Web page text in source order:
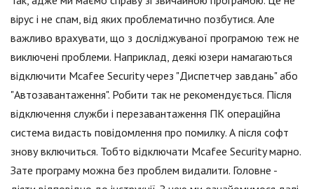
вірус і не спам, від яких проблематично позбутися. Але
важливо врахувати, що з досліджуваної програмою теж не
виключені проблеми. Наприклад, деякі юзери намагаються
відключити Mcafee Security через "Диспетчер завдань" або
"Автозавантаження". Робити так не рекомендується. Після
відключення служби і перезавантаження ПК операційна
система видасть повідомлення про помилку. А після софт
знову включиться. Тобто відключати Mcafee Security марно.
Зате програму можна без проблем видалити. Головне -